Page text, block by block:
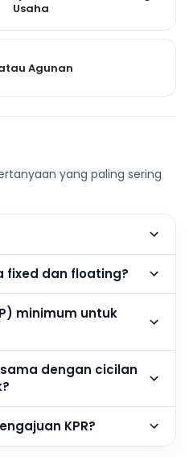
Usaha
Agunan
yang paling sering
fixed dan floating?
minimum untuk
dengan cicilan
KPR?